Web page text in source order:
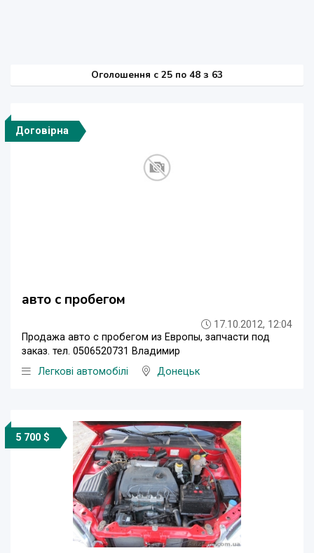
Оголошення c 25 по 48 з 63
Договірна
авто с пробегом
17.10.2012, 12:04
Продажа авто с пробегом из Европы, запчасти под
заказ. тел. 0506520731 Владимир
Легкові автомобілі
Донецьк
5 700 $